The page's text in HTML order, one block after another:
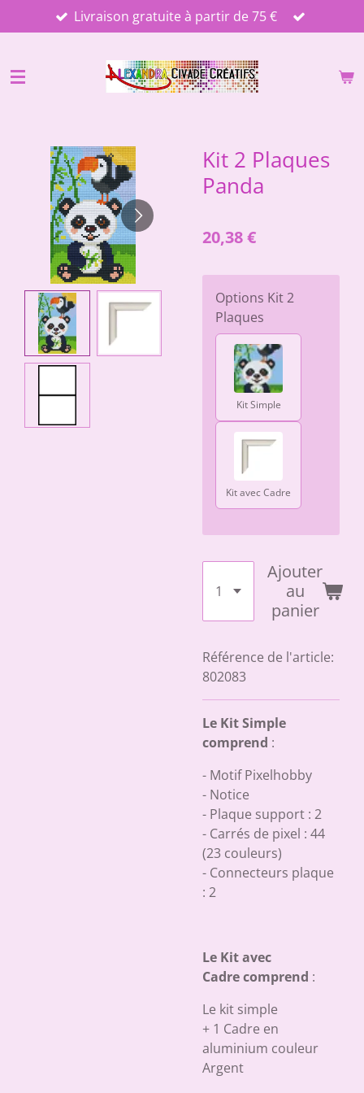
au
principal
Livraison gratuite à partir de 75 €
Kit 2 Plaques
Panda
20,38 €
Options Kit 2
Plaques
Kit Simple
Kit avec Cadre
Ajouter
au
panier
Référence de l'article:
802083
Le Kit Simple
comprend :
- Motif Pixelhobby
- Notice
- Plaque support : 2
- Carrés de pixel : 44
(23 couleurs)
- Connecteurs plaque
: 2
Le Kit avec
Cadre comprend :
Le kit simple
+ 1 Cadre en
aluminium couleur
Argent